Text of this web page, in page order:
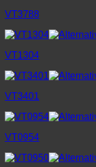
VT3788
VT1304
VT3401
VT0954